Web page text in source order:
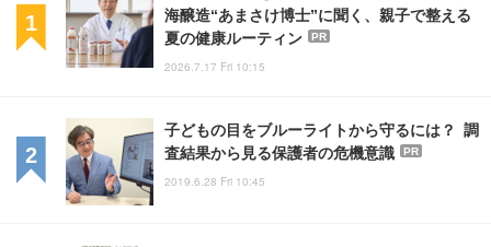
海醸造“あまさけ博士”に聞く、親子で整える
夏の健康ルーティン
PR
2026.7.17 Fri 10:15
子どもの目をブルーライトから守るには？ 調
査結果から見る保護者の危機意識
PR
2019.6.28 Fri 10:45